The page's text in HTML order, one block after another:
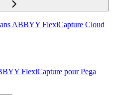
ABBYY FlexiCapture Cloud
FlexiCapture pour Pega